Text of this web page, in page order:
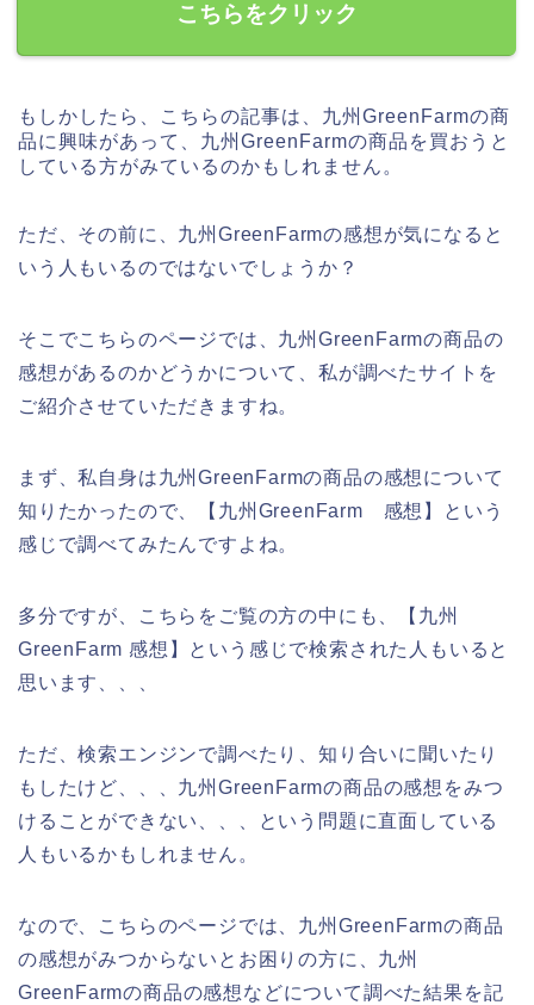
こちらをクリック
もしかしたら、こちらの記事は、九州GreenFarmの商
品に興味があって、九州GreenFarmの商品を買おうと
している方がみているのかもしれません。
ただ、その前に、九州GreenFarmの感想が気になると
いう人もいるのではないでしょうか？
そこでこちらのページでは、九州GreenFarmの商品の
感想があるのかどうかについて、私が調べたサイトを
ご紹介させていただきますね。
まず、私自身は九州GreenFarmの商品の感想について
知りたかったので、【九州GreenFarm 感想】という
感じで調べてみたんですよね。
多分ですが、こちらをご覧の方の中にも、【九州
GreenFarm 感想】という感じで検索された人もいると
思います、、、
ただ、検索エンジンで調べたり、知り合いに聞いたり
もしたけど、、、九州GreenFarmの商品の感想をみつ
けることができない、、、という問題に直面している
人もいるかもしれません。
なので、こちらのページでは、九州GreenFarmの商品
の感想がみつからないとお困りの方に、九州
GreenFarmの商品の感想などについて調べた結果を記